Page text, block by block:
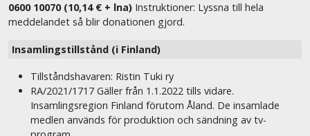
0600 10070 (10,14 € + lna) Instruktioner: Lyssna till hela
meddelandet så blir donationen gjord.
Insamlingstillstånd (i Finland)
Tillståndshavaren: Ristin Tuki ry
RA/2021/1717 Gäller från 1.1.2022 tills vidare.
Insamlingsregion Finland förutom Åland. De insamlade
medlen används för produktion och sändning av tv-